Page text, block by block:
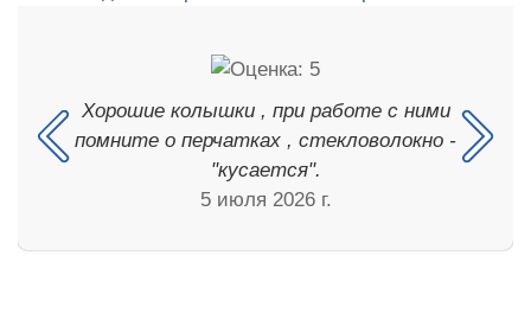
Хорошие колышки , при работе с ними
помните о перчатках , стекловолокно -
"кусается".
5 июля 2026 г.